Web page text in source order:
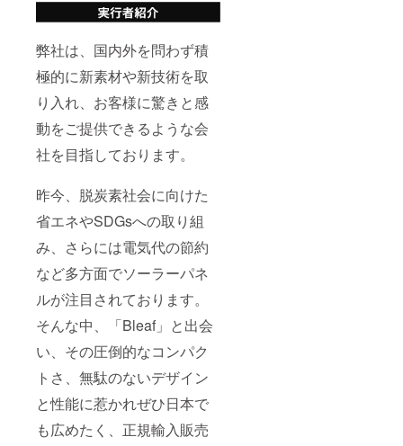
弊社は、国内外を問わず積
極的に新素材や新技術を取
り入れ、お客様に驚きと感
動をご提供できるような会
社を目指しております。
昨今、脱炭素社会に向けた
省エネやSDGsへの取り組
み、さらには電気代の節約
など多方面でソーラーパネ
ルが注目されております。
そんな中、「Bleaf」と出会
い、その圧倒的なコンパク
トさ、無駄のないデザイン
と性能に惹かれぜひ日本で
も広めたく、正規輸入販売